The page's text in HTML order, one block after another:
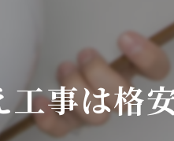
事は格